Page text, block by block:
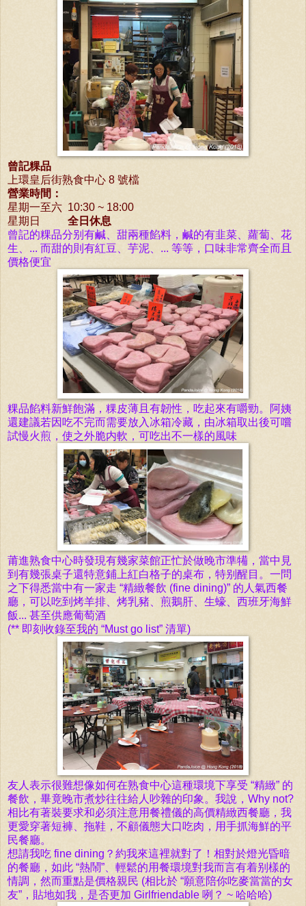
曾記粿品
上環皇后街熟食中心 8 號檔
營業時間：
星期一至六 10:30 ~ 18:00
星期日 全日休息
曾記的粿品分别有鹹、甜兩種餡料，鹹的有韭菜、蘿蔔、花
生、... 而甜的則有紅豆、 芋泥、... 等等，口味非常齊全而且
價格便宜
粿品餡料新鮮飽滿，粿皮薄且有韌性，吃起來有嚼勁。阿姨
還建議若因吃不完而需要放入冰箱冷藏，由冰箱取出後可嚐
試慢火煎，使之外脆内軟，可吃出不一樣的風味
莆進熟食中心時發現有幾家菜館正忙於做晚市準犕，當中見
到有幾張桌子還特意鋪上紅白格子的桌布，特别醒目。一問
之下得悉當中有一家走 “精緻餐飲 (fine dining)” 的人氣西餐
廳，可以吃到 烤羊排 、烤乳豬、 煎鵝肝、生蠔、西班牙海鮮
飯... 甚至供應葡萄酒
(** 即刻收錄至我的 “Must go list” 清單)
友人表示很難想像如何在熟食中心這種環境下享受 “精緻” 的
餐飲，畢竟晚市煮炒往往給人吵雜的印象。 我說，Why not?
相比有著裝要求和必須注意用餐禮儀的高價精緻西餐廳，我
更愛穿著短褲、拖鞋，不顧儀態大口吃肉， 用手抓海鮮的平
民餐廳。
想請我吃 fine dining？約我來這裡就對了！ 相對於燈光昏暗
的餐廳，如此 “熱鬧”、輕鬆的用餐環境對我而言有着别樣的
情調，然而重點是價格親民 (相比於 “願意陪你吃麥當當的女
友”，貼地如我，是否更加 Girlfriendable 咧？ ~ 哈哈哈)